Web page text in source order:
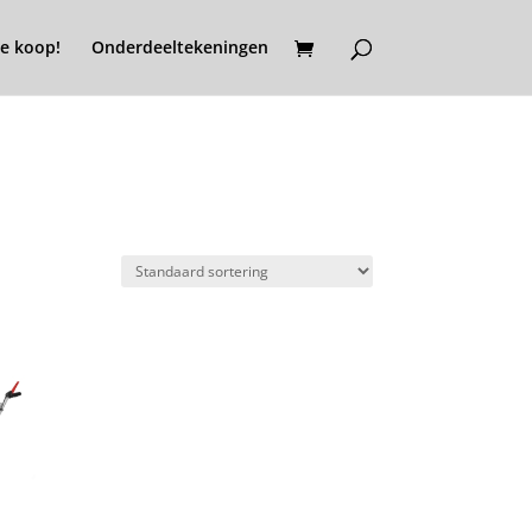
koop! Onderdeeltekeningen